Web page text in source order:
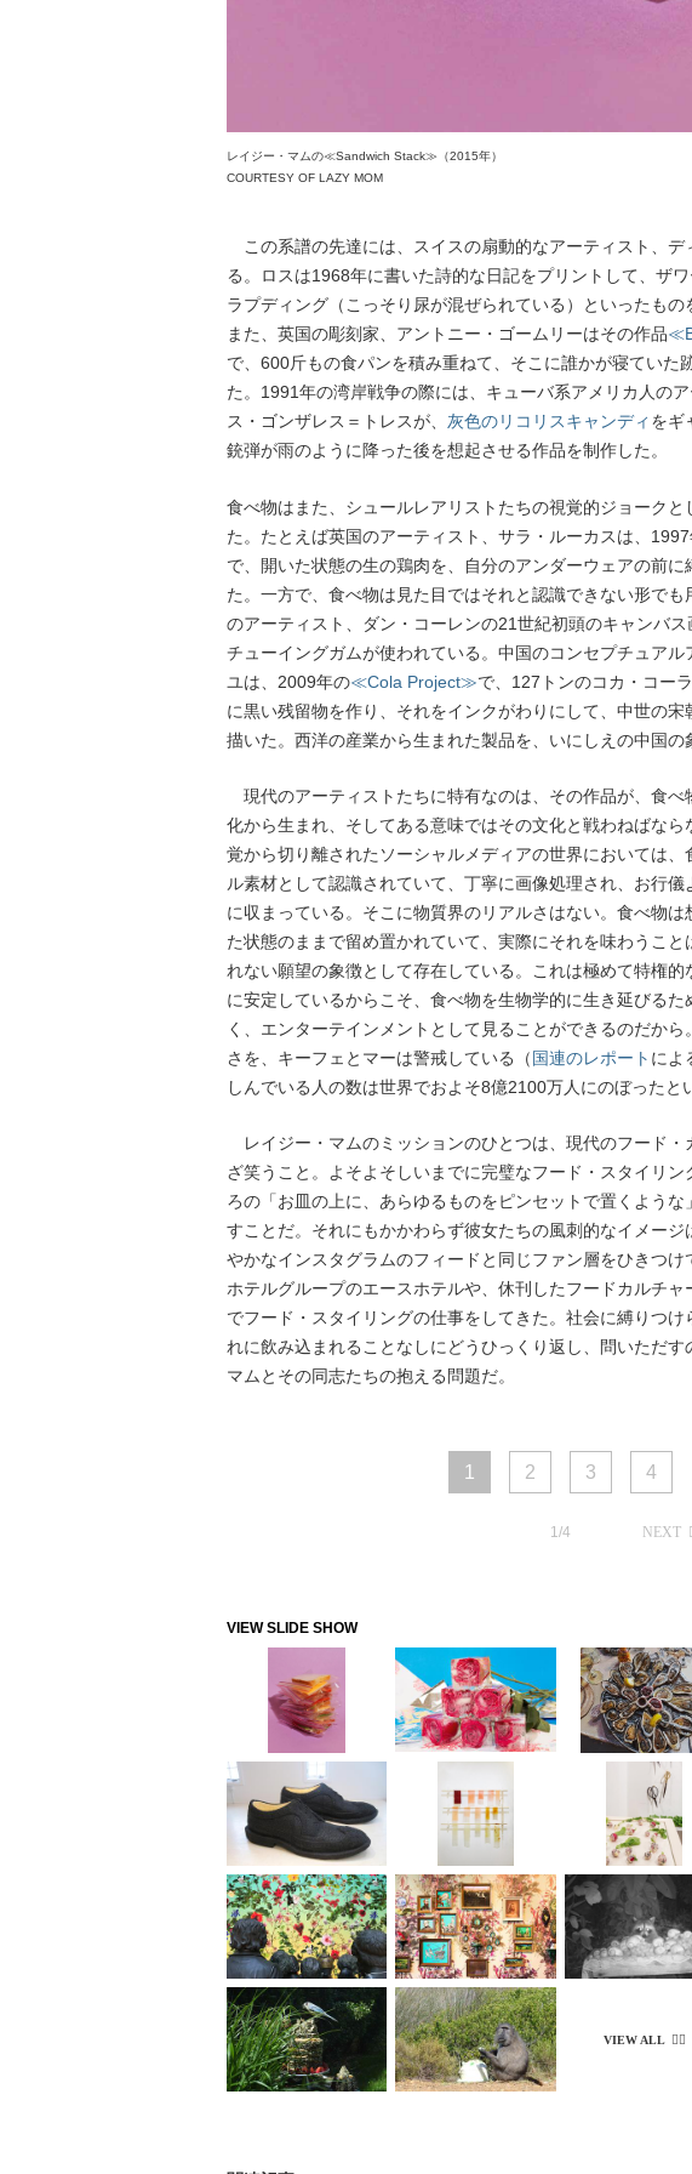
レイジー・マムの≪Sandwich Stack≫（2015年）
COURTESY OF LAZY MOM
この系譜の先達には、スイスの扇動的なアーティスト、デ
る。ロスは1968年に書いた詩的な日記をプリントして、ザ
ラプディング（こっそり尿が混ぜられている）といったもの
また、英国の彫刻家、アントニー・ゴームリーはその作品
で、600斤もの食パンを積み重ねて、そこに誰かが寝ていた
た。1991年の湾岸戦争の際には、キューバ系アメリカ人の
ス・ゴンザレス＝トレスが、 灰色のリコリスキャンディ をギ
銃弾が雨のように降った後を想起させる作品を制作した。
食べ物はまた、シュールレアリストたちの視覚的ジョークと
た。たとえば英国のアーティスト、サラ・ルーカスは、
で、開いた状態の生の鶏肉を、自分のアンダーウェアの前に
た。一方で、食べ物は見た目ではそれと認識できない形でも
のアーティスト、ダン・コーレンの21世紀初頭のキャンバ
チューイングガムが使われている。中国のコンセプチュアル
ユは、2009年の≪Cola Project≫で、127トンのコカ・コー
に黒い残留物を作り、それをインクがわりにして、中世の宋
描いた。西洋の産業から生まれた製品を、いにしえの中国の
現代のアーティストたちに特有なのは、その作品が、食べ
化から生まれ、そしてある意味ではその文化と戦わねばな
覚から切り離されたソーシャルメディアの世界においては、
ル素材として認識されていて、丁寧に画像処理され、お行儀
に収まっている。そこに物質界のリアルさはない。食べ物は
た状態のままで留め置かれていて、実際にそれを味わうこと
れない願望の象徴として存在している。これは極めて特権的
に安定しているからこそ、食べ物を生物学的に生き延びるた
く、エンターテインメントとして見ることができるのだか
さを、キーフェとマーは警戒している（ 国連のレポート によ
しんでいる人の数は世界でおよそ8億2100万人にのぼったと
レイジー・マムのミッションのひとつは、現代のフード・
ざ笑うこと。よそよそしいまでに完璧なフード・スタイリン
ろの「お皿の上に、あらゆるものをピンセットで置くよう
すことだ。それにもかかわらず彼女たちの風刺的なイメー
やかなインスタグラムのフィードと同じファン層をひきつけ
ホテルグループのエースホテルや、休刊したフードカルチ
でフード・スタイリングの仕事をしてきた。社会に縛りつけ
れに飲み込まれることなしにどうひっくり返し、問いただす
マムとその同志たちの抱える問題だ。
1 2 3 4
1/4